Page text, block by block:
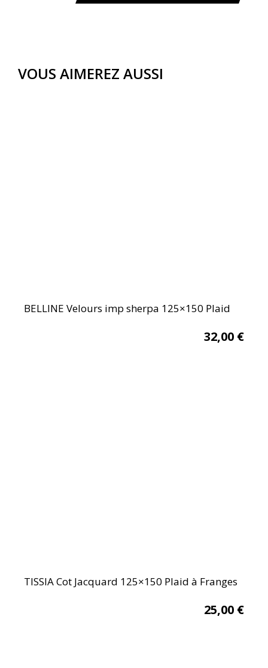
VOUS AIMEREZ AUSSI
BELLINE Velours imp sherpa 125×150 Plaid
32,00 €
TISSIA Cot Jacquard 125×150 Plaid à Franges
25,00 €